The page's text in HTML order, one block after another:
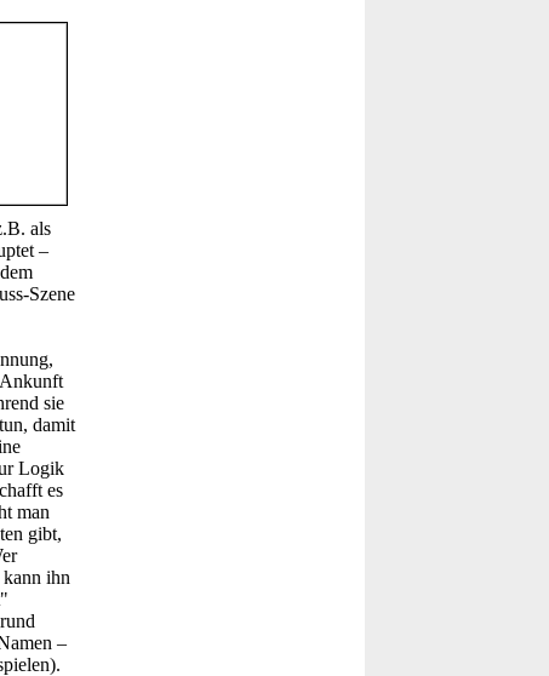
als
–
Szene
sie
damit
Logik
es
man
gibt,
ihn
–